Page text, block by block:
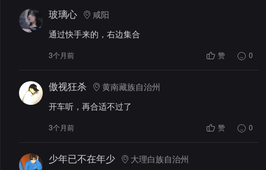
玻璃心
咸阳
通过快手来的，右边集合
3个月前 赞 0
傲视狂杀
黄南藏族自治州
开车听，再合适不过了
3个月前 赞 0
少年已不在年少
大理白族自治州